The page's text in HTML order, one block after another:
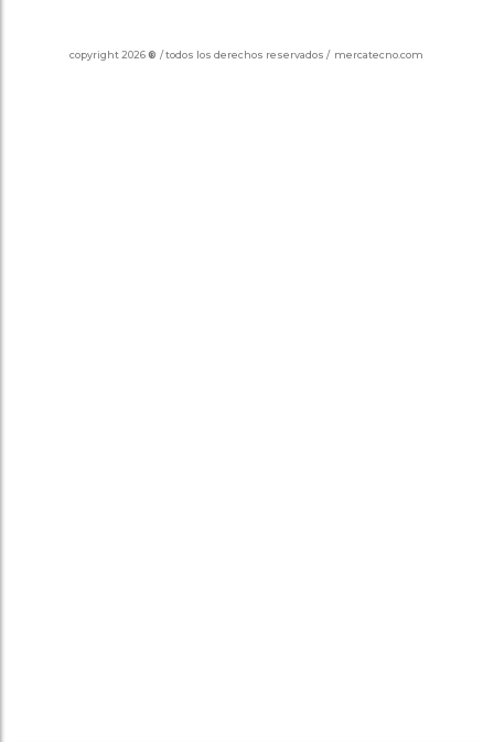
copyright 2026® / todos los derechos reservados / mercatecno.com